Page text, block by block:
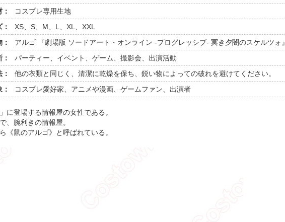
コスプレ専用生地
XS、S、M、L、XL、XXL
アルゴ 『劇場版 ソードアート・オンライン -プログレッシブ- 冥き夕闇のスケルツォ』
パーティー、イベント、ゲーム、撮影会、出演活動
他の衣類と同じく、清潔に乾燥を保ち、鋭い物によっての破れを避けてください。
コスプレ愛好家、アニメや漫画、ゲームファン、出演者
に登場する情報屋の女性である。
、腕利きの情報屋。
《鼠のアルゴ》と呼ばれている。